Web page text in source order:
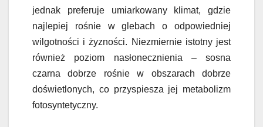
jednak preferuje umiarkowany klimat, gdzie
najlepiej rośnie w glebach o odpowiedniej
wilgotności i żyzności. Niezmiernie istotny jest
również poziom nasłonecznienia – sosna
czarna dobrze rośnie w obszarach dobrze
doświetlonych, co przyspiesza jej metabolizm
fotosyntetyczny.